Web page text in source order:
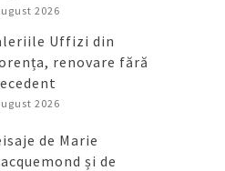
2026
Uffizi din
renovare fără
2026
de Marie
și de